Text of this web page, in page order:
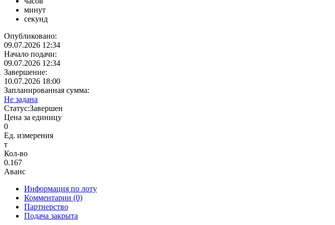
минут
секунд
Опубликовано:
09.07.2026 12:34
Начало подачи:
09.07.2026 12:34
Завершение:
10.07.2026 18:00
Запланированная сумма:
Не задана
Статус:Завершен
Цена за единицу
0
Ед. измерения
т
Кол-во
0.167
Аванс
Информация по лоту
Комментарии (0)
Партнерство
Подача закрыта